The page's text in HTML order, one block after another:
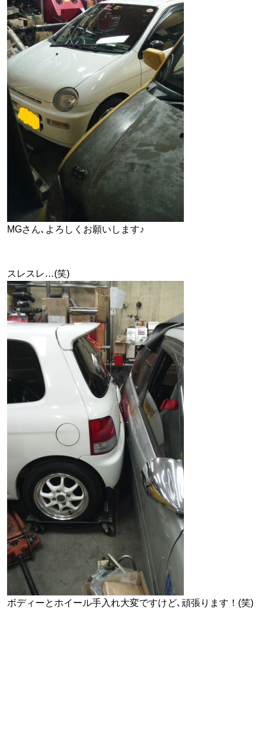
MGさん､よろしくお願いします♪
スレスレ…(笑)
ボディーとホイール手入れ大変ですけど､頑張ります！(笑)